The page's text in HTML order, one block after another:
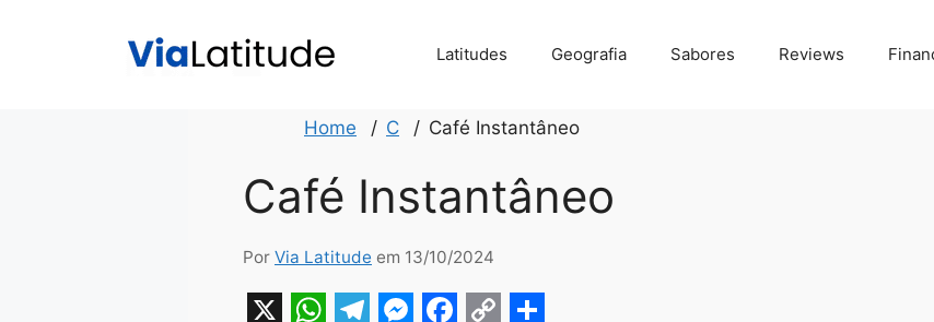
Latitudes Geografia Sabores Reviews
Home C Café Instantâneo
Café Instantâneo
Por Via Latitude em 13/10/2024